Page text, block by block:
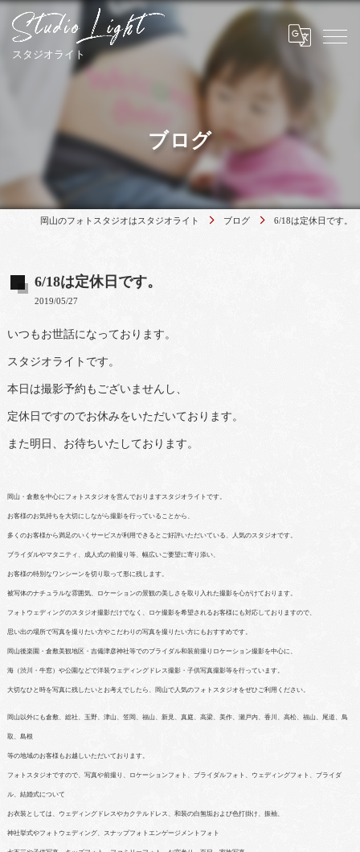
ブログ
岡山のフォトスタジオはスタジオライト ブログ 6/18は定休日です。
6/18は定休日です。
2019/05/27
いつもお世話になっております。
スタジオライトです。
本日は撮影予約もございませんし、
定休日ですのでお休みをいただいております。
また明日、お待ちいたしております。
岡山・倉敷を中心にフォトスタジオを営んでおりますスタジオライトです。
お客様のお気持ちを大切にしながら撮影を行っていることから、
多くのお客様から満足のいくサービスが利用できるとご好評いただいている、人気のスタジオです。
ブライダルやマタニティ、成人式の前撮り等、幅広いご要望に寄り添い、
お客様の特別なワンシーンを切り取って形に残します。
被写体のナチュラルな雰囲気、ロケーションの景観の美しさを取り入れた撮影を心がけております。
フォトウェディングのスタジオ撮影だけでなく、ロケ撮影を希望されるお客様にも対応しておりますので、
思い出の場所で写真を撮りたい方やこだわりの写真を撮りたい方にもおすすめです。
岡山後楽園・倉敷美観地区・吉備津彦神社等でのブライダル和装前撮りロケーション撮影を中心に、
海（渋川・牛窓）や公園などで洋装ウェディングドレス撮影・子供写真撮影等を行っています。
大切なひと時を写真に残したいとお考えでしたら、岡山で人気のフォトスタジオをぜひご利用ください。
岡山以外にも倉敷、総社、玉野、津山、笠岡、福山、新見、真庭、高梁、美作、瀬戸内、香川、高松、福山、尾道、鳥
取、島根
等の地域のお客様もお越しいただいております。
フォトスタジオですので、写真や前撮り、ロケーションフォト、ブライダルフォト、ウェディングフォト、ブライダ
ル、結婚式について
お衣装としては、ウェディングドレスやカクテルドレス、和装の白無垢および色打掛け、振袖、
神社挙式やフォトウェディング、スナップフォトエンゲージメントフォト